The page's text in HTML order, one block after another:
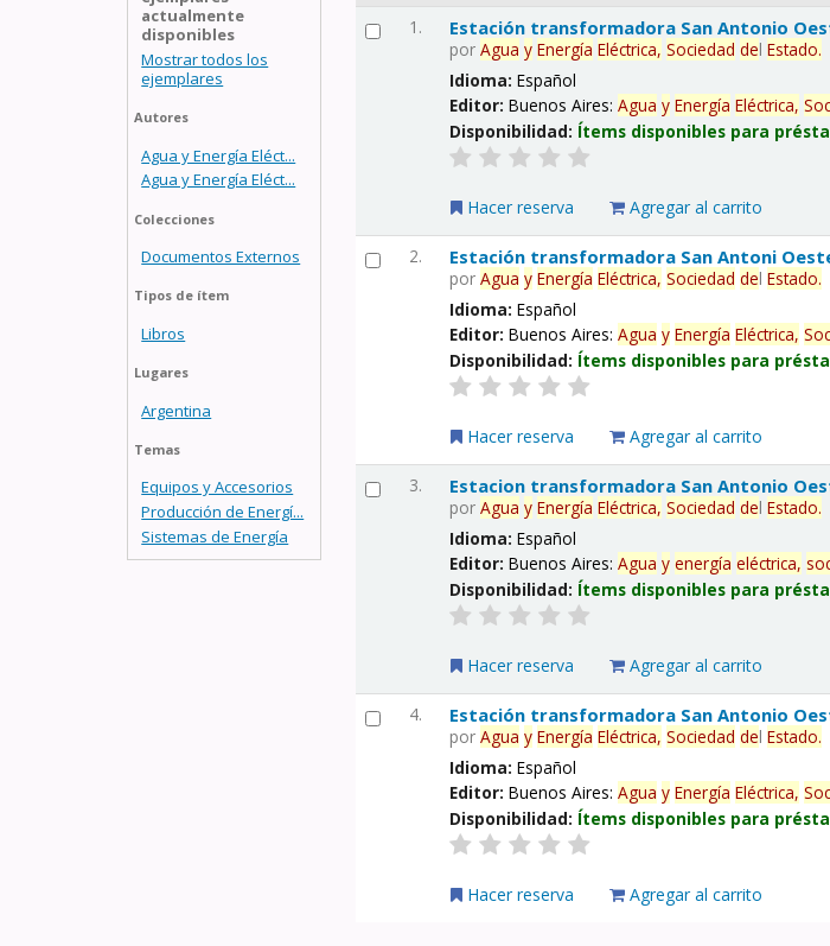
actualmente
disponibles
Mostrar todos los
ejemplares
Autores
Agua y Energía Eléct...
Agua y Energía Eléct...
Colecciones
Documentos Externos
Tipos de ítem
Libros
Lugares
Argentina
Temas
Equipos y Accesorios
Producción de Energí...
Sistemas de Energía
1. Estación transformadora San Antonio
porAgua y Energía Eléctrica, Sociedad delEstado.
Idioma:Español
Editor:Buenos Aires:Agua y Energía Eléctrica,
Disponibilidad: Ítems disponibles para
Hacer reserva Agregar al carrito
2. Estación transformadora San Antoni
porAgua y Energía Eléctrica, Sociedad delEstado.
Idioma:Español
Editor:Buenos Aires:Agua y Energía Eléctrica,
Disponibilidad: Ítems disponibles para
Hacer reserva Agregar al carrito
3. Estacion transformadora San Antonio
porAgua y Energía Eléctrica, Sociedad delEstado.
Idioma:Español
Editor:Buenos Aires:Agua y energía eléctrica,
Disponibilidad: Ítems disponibles para
Hacer reserva Agregar al carrito
4. Estación transformadora San Antonio
porAgua y Energía Eléctrica, Sociedad delEstado.
Idioma:Español
Editor:Buenos Aires:Agua y Energía Eléctrica,
Disponibilidad: Ítems disponibles para
Hacer reserva Agregar al carrito